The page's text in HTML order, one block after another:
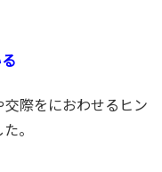
際をにおわせるヒン
。